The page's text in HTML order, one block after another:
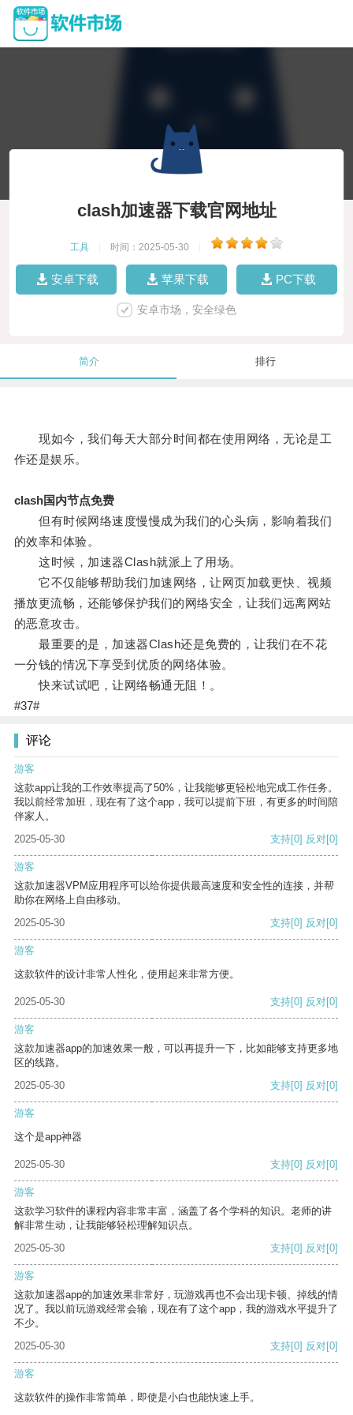
clash加速器下载官网地址
工具 时间：2025-05-30
安卓下载 苹果下载 PC下载
安卓市场，安全绿色
简介 排行
现如今，我们每天大部分时间都在使用网络，无论是工
作还是娱乐。
clash国内节点免费
但有时候网络速度慢慢成为我们的心头病，影响着我们
的效率和体验。
这时候，加速器Clash就派上了用场。
它不仅能够帮助我们加速网络，让网页加载更快、视频
播放更流畅，还能够保护我们的网络安全，让我们远离网站
的恶意攻击。
最重要的是，加速器Clash还是免费的，让我们在不花
一分钱的情况下享受到优质的网络体验。
快来试试吧，让网络畅通无阻！。
#37#
评论
游客
这款app让我的工作效率提高了50%，让我能够更轻松地完成工作任务。
我以前经常加班，现在有了这个app，我可以提前下班，有更多的时间陪
伴家人。
2025-05-30
支持[0] 反对[0]
游客
这款加速器VPM应用程序可以给你提供最高速度和安全性的连接，并帮
助你在网络上自由移动。
2025-05-30
支持[0] 反对[0]
游客
这款软件的设计非常人性化，使用起来非常方便。
2025-05-30 支持[0] 反对[0]
游客
这款加速器app的加速效果一般，可以再提升一下，比如能够支持更多地
区的线路。
2025-05-30
支持[0] 反对[0]
游客
这个是app神器
2025-05-30 支持[0] 反对[0]
游客
这款学习软件的课程内容非常丰富，涵盖了各个学科的知识。老师的讲
解非常生动，让我能够轻松理解知识点。
2025-05-30
支持[0] 反对[0]
游客
这款加速器app的加速效果非常好，玩游戏再也不会出现卡顿、掉线的情
况了。我以前玩游戏经常会输，现在有了这个app，我的游戏水平提升了
不少。
2025-05-30
支持[0] 反对[0]
游客
这款软件的操作非常简单，即使是小白也能快速上手。